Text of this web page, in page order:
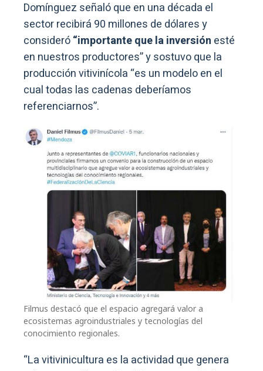
Domínguez señaló que en una década el
sector recibirá 90 millones de dólares y
consideró“importante que la inversión esté
en nuestros productores” y sostuvo que la
producción vitivinícola “es un modelo en el
cual todas las cadenas deberíamos
referenciarnos”.
Filmus destacó que el espacio agregará valor a
ecosistemas agroindustriales y tecnologías del
conocimiento regionales.
“La vitivinicultura es la actividad que genera